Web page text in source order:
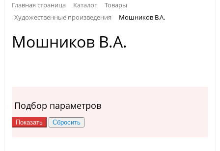
Главная страница Каталог
Товары
Художественные произведения
Мошников В.А.
Мошников В.А.
Подбор параметров